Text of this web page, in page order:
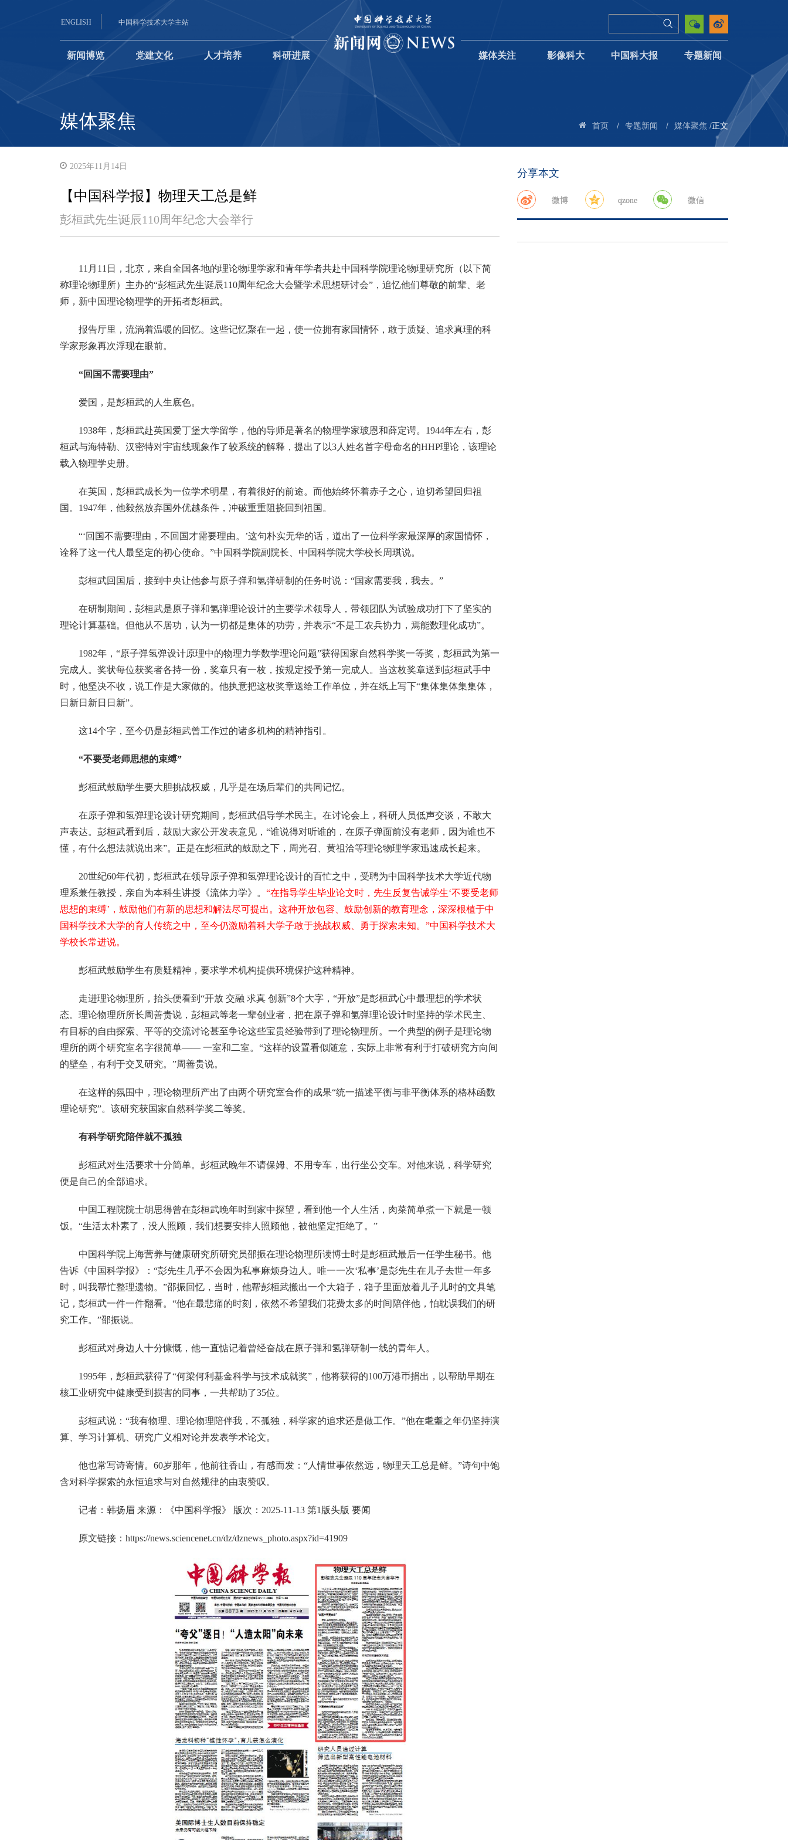
ENGLISH 中国科学技术大学主站
新闻博览 党建文化 人才培养 科研进展 媒体关注 影像科大 中国科大报 专题新闻
媒体聚焦 首页 / 专题新闻 / 媒体聚焦 /正文
2025年11月14日
【中国科学报】物理天工总是鲜
彭桓武先生诞辰110周年纪念大会举行
11月11日，北京，来自全国各地的理论物理学家和青年学者共赴中国科学院理论物理研究所（以下简
称理论物理所）主办的“彭桓武先生诞辰110周年纪念大会暨学术思想研讨会”，追忆他们尊敬的前辈、老
师，新中国理论物理学的开拓者彭桓武。
报告厅里，流淌着温暖的回忆。这些记忆聚在一起，使一位拥有家国情怀，敢于质疑、追求真理的科
学家形象再次浮现在眼前。
“回国不需要理由”
爱国，是彭桓武的人生底色。
1938年，彭桓武赴英国爱丁堡大学留学，他的导师是著名的物理学家玻恩和薛定谔。1944年左右，彭
桓武与海特勒、汉密特对宇宙线现象作了较系统的解释，提出了以3人姓名首字母命名的HHP理论，该理论
载入物理学史册。
在英国，彭桓武成长为一位学术明星，有着很好的前途。而他始终怀着赤子之心，迫切希望回归祖
国。1947年，他毅然放弃国外优越条件，冲破重重阻挠回到祖国。
“‘回国不需要理由，不回国才需要理由。’这句朴实无华的话，道出了一位科学家最深厚的家国情怀，
诠释了这一代人最坚定的初心使命。”中国科学院副院长、中国科学院大学校长周琪说。
彭桓武回国后，接到中央让他参与原子弹和氢弹研制的任务时说：“国家需要我，我去。”
在研制期间，彭桓武是原子弹和氢弹理论设计的主要学术领导人，带领团队为试验成功打下了坚实的
理论计算基础。但他从不居功，认为一切都是集体的功劳，并表示“不是工农兵协力，焉能数理化成功”。
1982年，“原子弹氢弹设计原理中的物理力学数学理论问题”获得国家自然科学奖一等奖，彭桓武为第一
完成人。奖状每位获奖者各持一份，奖章只有一枚，按规定授予第一完成人。当这枚奖章送到彭桓武手中
时，他坚决不收，说工作是大家做的。他执意把这枚奖章送给工作单位，并在纸上写下“集体集体集集体，
日新日新日日新”。
这14个字，至今仍是彭桓武曾工作过的诸多机构的精神指引。
“不要受老师思想的束缚”
彭桓武鼓励学生要大胆挑战权威，几乎是在场后辈们的共同记忆。
在原子弹和氢弹理论设计研究期间，彭桓武倡导学术民主。在讨论会上，科研人员低声交谈，不敢大
声表达。彭桓武看到后，鼓励大家公开发表意见，“谁说得对听谁的，在原子弹面前没有老师，因为谁也不
懂，有什么想法就说出来”。正是在彭桓武的鼓励之下，周光召、黄祖洽等理论物理学家迅速成长起来。
20世纪60年代初，彭桓武在领导原子弹和氢弹理论设计的百忙之中，受聘为中国科学技术大学近代物
理系兼任教授，亲自为本科生讲授《流体力学》。 “在指导学生毕业论文时，先生反复告诫学生‘不要受老师
思想的束缚’，鼓励他们有新的思想和解法尽可提出。这种开放包容、鼓励创新的教育理念，深深根植于中
国科学技术大学的育人传统之中，至今仍激励着科大学子敢于挑战权威、勇于探索未知。”中国科学技术大
学校长常进说。
彭桓武鼓励学生有质疑精神，要求学术机构提供环境保护这种精神。
走进理论物理所，抬头便看到“开放 交融 求真 创新”8个大字，“开放”是彭桓武心中最理想的学术状
态。理论物理所所长周善贵说，彭桓武等老一辈创业者，把在原子弹和氢弹理论设计时坚持的学术民主、
有目标的自由探索、平等的交流讨论甚至争论这些宝贵经验带到了理论物理所。一个典型的例子是理论物
理所的两个研究室名字很简单—— 一室和二室。“这样的设置看似随意，实际上非常有利于打破研究方向间
的壁垒，有利于交叉研究。”周善贵说。
在这样的氛围中，理论物理所产出了由两个研究室合作的成果“统一描述平衡与非平衡体系的格林函数
理论研究”。该研究获国家自然科学奖二等奖。
有科学研究陪伴就不孤独
彭桓武对生活要求十分简单。彭桓武晚年不请保姆、不用专车，出行坐公交车。对他来说，科学研究
便是自己的全部追求。
中国工程院院士胡思得曾在彭桓武晚年时到家中探望，看到他一个人生活，肉菜简单煮一下就是一顿
饭。“生活太朴素了，没人照顾，我们想要安排人照顾他，被他坚定拒绝了。”
中国科学院上海营养与健康研究所研究员邵振在理论物理所读博士时是彭桓武最后一任学生秘书。他
告诉《中国科学报》：“彭先生几乎不会因为私事麻烦身边人。唯一一次‘私事’是彭先生在儿子去世一年多
时，叫我帮忙整理遗物。”邵振回忆，当时，他帮彭桓武搬出一个大箱子，箱子里面放着儿子儿时的文具笔
记，彭桓武一件一件翻看。“他在最悲痛的时刻，依然不希望我们花费太多的时间陪伴他，怕耽误我们的研
究工作。”邵振说。
彭桓武对身边人十分慷慨，他一直惦记着曾经奋战在原子弹和氢弹研制一线的青年人。
1995年，彭桓武获得了“何梁何利基金科学与技术成就奖”，他将获得的100万港币捐出，以帮助早期在
核工业研究中健康受到损害的同事，一共帮助了35位。
彭桓武说：“我有物理、理论物理陪伴我，不孤独，科学家的追求还是做工作。”他在耄耋之年仍坚持演
算、学习计算机、研究广义相对论并发表学术论文。
他也常写诗寄情。60岁那年，他前往香山，有感而发：“人情世事依然远，物理天工总是鲜。”诗句中饱
含对科学探索的永恒追求与对自然规律的由衷赞叹。
记者：韩扬眉 来源：《中国科学报》 版次：2025-11-13 第1版头版 要闻
原文链接： https://news.sciencenet.cn/dz/dznews_photo.aspx?id=41909
分享本文
微博 qzone 微信